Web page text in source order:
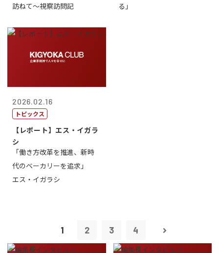
訪ねて～視察訪問記
る」
2026.02.16
トピックス
【レポート】エス・イガラ
シ
「働き方改革を推進、新時
代のベーカリーを追求」
エス・イガラシ
1 2 3 4